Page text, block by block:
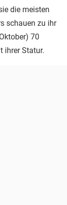
die meisten
schauen zu ihr
70
ihrer Statur.